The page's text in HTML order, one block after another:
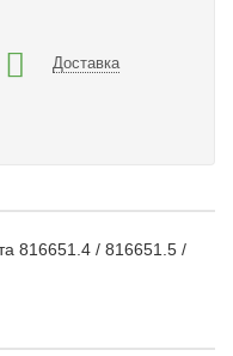
Доставка
816651.4 / 816651.5 /